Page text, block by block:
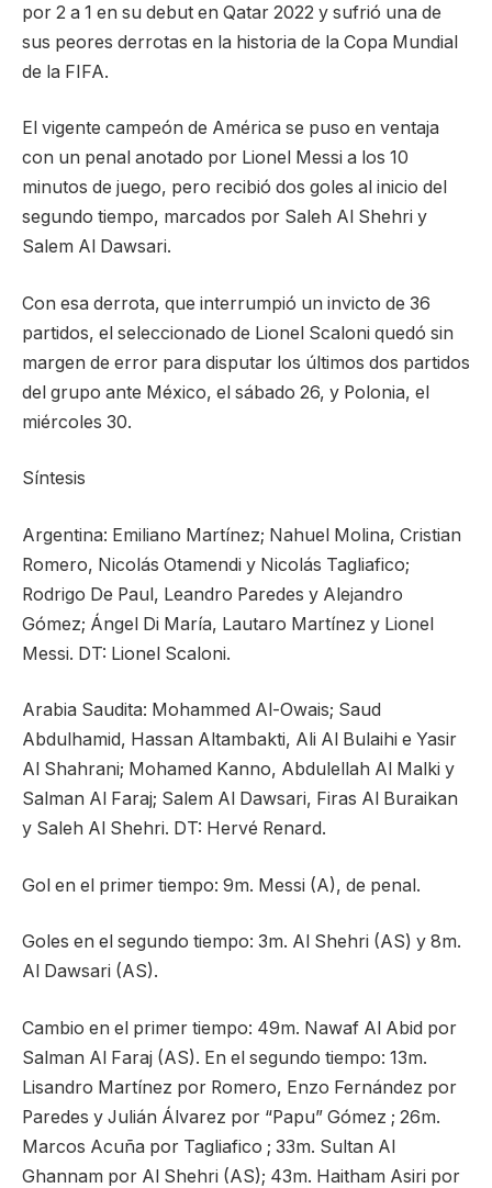
por 2 a 1 en su debut en Qatar 2022 y sufrió una de
sus peores derrotas en la historia de la Copa Mundial
de la FIFA.
El vigente campeón de América se puso en ventaja
con un penal anotado por Lionel Messi a los 10
minutos de juego, pero recibió dos goles al inicio del
segundo tiempo, marcados por Saleh Al Shehri y
Salem Al Dawsari.
Con esa derrota, que interrumpió un invicto de 36
partidos, el seleccionado de Lionel Scaloni quedó sin
margen de error para disputar los últimos dos partidos
del grupo ante México, el sábado 26, y Polonia, el
miércoles 30.
Síntesis
Argentina: Emiliano Martínez; Nahuel Molina, Cristian
Romero, Nicolás Otamendi y Nicolás Tagliafico;
Rodrigo De Paul, Leandro Paredes y Alejandro
Gómez; Ángel Di María, Lautaro Martínez y Lionel
Messi. DT: Lionel Scaloni.
Arabia Saudita: Mohammed Al-Owais; Saud
Abdulhamid, Hassan Altambakti, Ali Al Bulaihi e Yasir
Al Shahrani; Mohamed Kanno, Abdulellah Al Malki y
Salman Al Faraj; Salem Al Dawsari, Firas Al Buraikan
y Saleh Al Shehri. DT: Hervé Renard.
Gol en el primer tiempo: 9m. Messi (A), de penal.
Goles en el segundo tiempo: 3m. Al Shehri (AS) y 8m.
Al Dawsari (AS).
Cambio en el primer tiempo: 49m. Nawaf Al Abid por
Salman Al Faraj (AS). En el segundo tiempo: 13m.
Lisandro Martínez por Romero, Enzo Fernández por
Paredes y Julián Álvarez por “Papu” Gómez ; 26m.
Marcos Acuña por Tagliafico ; 33m. Sultan Al
Ghannam por Al Shehri (AS); 43m. Haitham Asiri por